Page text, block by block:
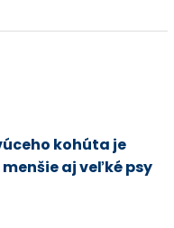
kohúta je
aj veľké psy